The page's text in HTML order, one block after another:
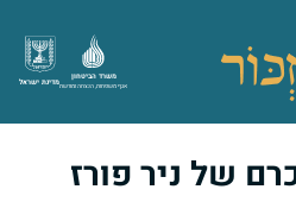
מדינת ישראל
משרד הביטחון
אגף משפחות, הנצחה ומורשת
של ניר פורז